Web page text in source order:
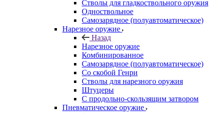
Стволы для гладкоствольного оружия
Одноствольное
Самозарядное (полуавтоматическое)
Нарезное оружие
Назад
Нарезное оружие
Комбинированное
Самозарядное (полуавтоматическое)
Со скобой Генри
Стволы для нарезного оружия
Штуцеры
С продольно-скользящим затвором
Пневматическое оружие